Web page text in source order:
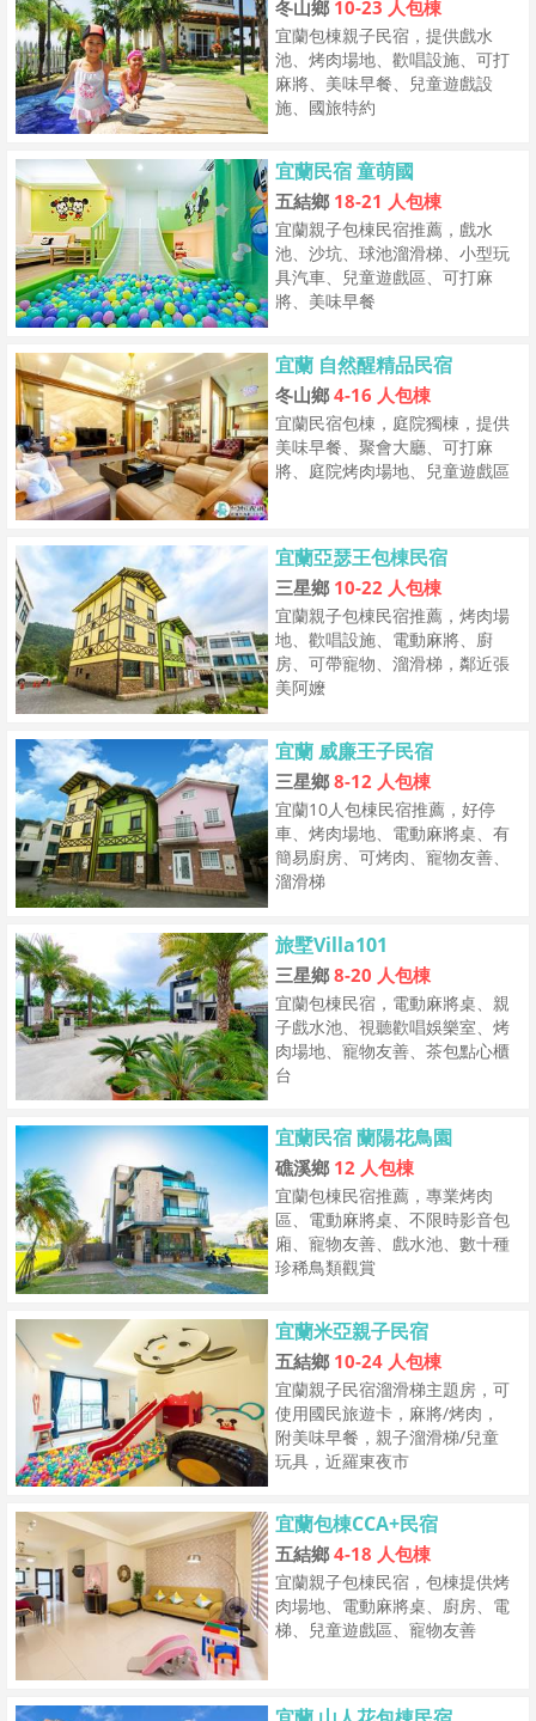
冬山鄉 10-23 人包棟
宜蘭包棟親子民宿，提供戲水
池、烤肉場地、歡唱設施、可打
麻將、美味早餐、兒童遊戲設
施、國旅特約
宜蘭民宿 童萌國
五結鄉 18-21 人包棟
宜蘭親子包棟民宿推薦，戲水
池、沙坑、球池溜滑梯、小型玩
具汽車、兒童遊戲區、可打麻
將、美味早餐
宜蘭 自然醒精品民宿
冬山鄉 4-16 人包棟
宜蘭民宿包棟，庭院獨棟，提供
美味早餐、聚會大廳、可打麻
將、庭院烤肉場地、兒童遊戲區
宜蘭亞瑟王包棟民宿
三星鄉 10-22 人包棟
宜蘭親子包棟民宿推薦，烤肉場
地、歡唱設施、電動麻將、廚
房、可帶寵物、溜滑梯，鄰近張
美阿嬤
宜蘭 威廉王子民宿
三星鄉 8-12 人包棟
宜蘭10人包棟民宿推薦，好停
車、烤肉場地、電動麻將桌、有
簡易廚房、可烤肉、寵物友善、
溜滑梯
旅墅Villa101
三星鄉 8-20 人包棟
宜蘭包棟民宿，電動麻將桌、親
子戲水池、視聽歡唱娛樂室、烤
肉場地、寵物友善、茶包點心櫃
台
宜蘭民宿 蘭陽花鳥園
礁溪鄉 12 人包棟
宜蘭包棟民宿推薦，專業烤肉
區、電動麻將桌、不限時影音包
廂、寵物友善、戲水池、數十種
珍稀鳥類觀賞
宜蘭米亞親子民宿
五結鄉 10-24 人包棟
宜蘭親子民宿溜滑梯主題房，可
使用國民旅遊卡，麻將/烤肉，
附美味早餐，親子溜滑梯/兒童
玩具，近羅東夜市
宜蘭包棟CCA+民宿
五結鄉 4-18 人包棟
宜蘭親子包棟民宿，包棟提供烤
肉場地、電動麻將桌、廚房、電
梯、兒童遊戲區、寵物友善